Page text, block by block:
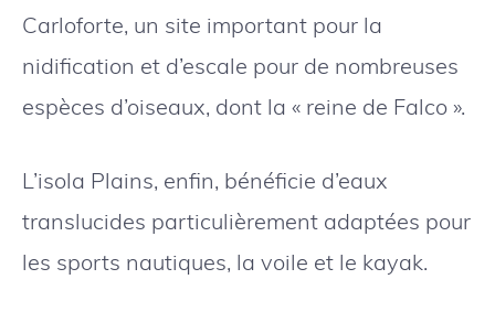
Carloforte, un site important pour la
nidification et d’escale pour de nombreuses
espèces d’oiseaux, dont la « reine de Falco ».
L’isola Plains, enfin, bénéficie d’eaux
translucides particulièrement adaptées pour
les sports nautiques, la voile et le kayak.